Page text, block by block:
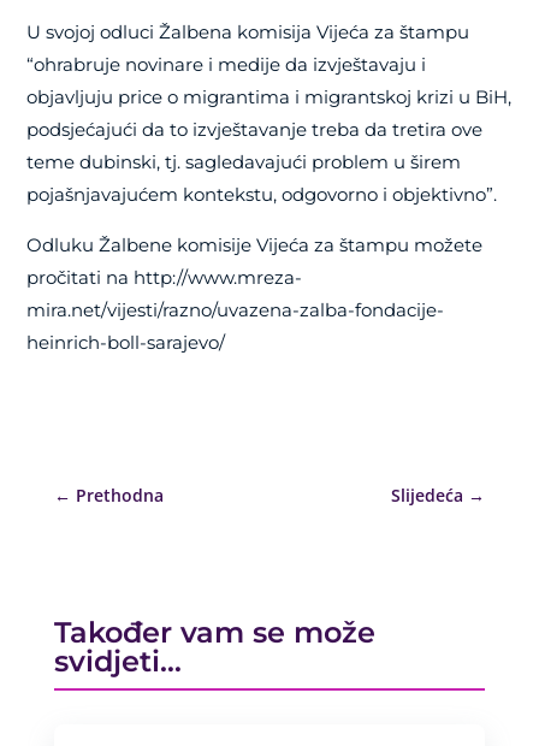
U svojoj odluci Žalbena komisija Vijeća za štampu
“ohrabruje novinare i medije da izvještavaju i
objavljuju price o migrantima i migrantskoj krizi u BiH,
podsjećajući da to izvještavanje treba da tretira ove
teme dubinski, tj. sagledavajući problem u širem
pojašnjavajućem kontekstu, odgovorno i objektivno”.
Odluku Žalbene komisije Vijeća za štampu možete
pročitati na http://www.mreza-
mira.net/vijesti/razno/uvazena-zalba-fondacije-
heinrich-boll-sarajevo/
← Prethodna Slijedeća →
Također vam se može
svidjeti…